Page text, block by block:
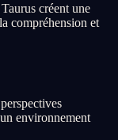
créent une
compréhension et
environnement